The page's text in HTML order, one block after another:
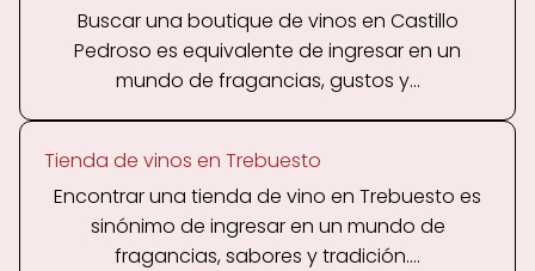
Buscar una boutique de vinos en Castillo
Pedroso es equivalente de ingresar en un
mundo de fragancias, gustos y...
Tienda de vinos en Trebuesto
Encontrar una tienda de vino en Trebuesto es
sinónimo de ingresar en un mundo de
fragancias, sabores y tradición....